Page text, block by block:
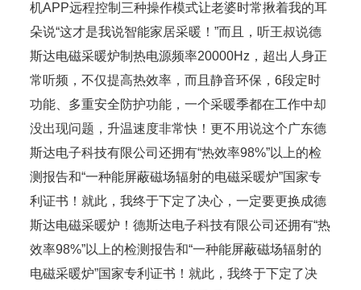
机APP远程控制三种操作模式让老婆时常揪着我的耳
朵说“这才是我说智能家居采暖！”而且，听王叔说德
斯达电磁采暖炉制热电源频率20000Hz，超出人身正
常听频，不仅提高热效率，而且静音环保，6段定时
功能、多重安全防护功能，一个采暖季都在工作中却
没出现问题，升温速度非常快！更不用说这个广东德
斯达电子科技有限公司还拥有“热效率98%”以上的检
测报告和“一种能屏蔽磁场辐射的电磁采暖炉”国家专
利证书！就此，我终于下定了决心，一定要更换成德
斯达电磁采暖炉！德斯达电子科技有限公司还拥有“热
效率98%”以上的检测报告和“一种能屏蔽磁场辐射的
电磁采暖炉”国家专利证书！就此，我终于下定了决